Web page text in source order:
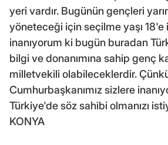
yeri vardır. Bugünün gençleri
yöneteceği için seçilme yaşı 18'e
inanıyorum ki bugün buradan
bilgi ve donanımına sahip genç
milletvekili olabileceklerdir.
Cumhurbaşkanımız sizlere
Türkiye'de söz sahibi olmanızı
KONYA